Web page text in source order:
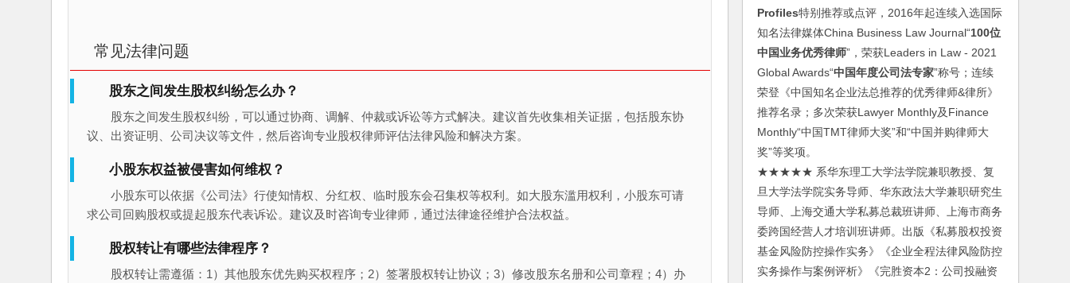
常见法律问题
股东之间发生股权纠纷怎么办？
股东之间发生股权纠纷，可以通过协商、调解、仲裁或诉讼等方式解决。建议首先收集相关证据，包括股东协
议、出资证明、公司决议等文件，然后咨询专业股权律师评估法律风险和解决方案。
小股东权益被侵害如何维权？
小股东可以依据《公司法》行使知情权、分红权、临时股东会召集权等权利。如大股东滥用权利，小股东可请
求公司回购股权或提起股东代表诉讼。建议及时咨询专业律师，通过法律途径维护合法权益。
股权转让有哪些法律程序？
股权转让需遵循：1）其他股东优先购买权程序；2）签署股权转让协议；3）修改股东名册和公司章程；4）办
Profiles特别推荐或点评，2016年起连续入选国际
知名法律媒体China Business Law Journal“100位
中国业务优秀律师”，荣获Leaders in Law - 2021
Global Awards“中国年度公司法专家”称号；连续
荣登《中国知名企业法总推荐的优秀律师&律所》
推荐名录；多次荣获Lawyer Monthly及Finance
Monthly“中国TMT律师大奖”和“中国并购律师大
奖”等奖项。
★★★★★ 系华东理工大学法学院兼职教授、复
旦大学法学院实务导师、华东政法大学兼职研究生
导师、上海交通大学私募总裁班讲师、上海市商务
委跨国经营人才培训班讲师。出版《私募股权投资
基金风险防控操作实务》《企业全程法律风险防控
实务操作与案例评析》《完胜资本2：公司投融资